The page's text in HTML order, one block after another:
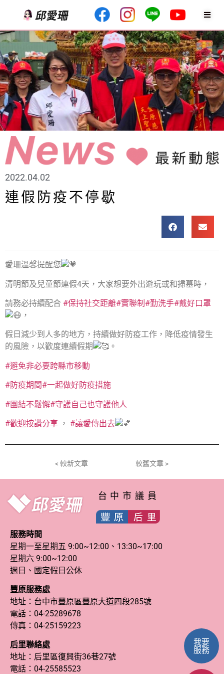
2022.04.02
連假防疫不停歇
愛珊溫馨提醒您
清明節及兒童節連假4天，大家想要外出遊玩或和掃墓時，
請務必持續配合 #保持社交距離#實聯制 #勤洗手#戴好口罩
，
假日減少到人多的地方，持續做好防疫工作，降低疫情發生
的風險，以歡度連續假期
。
#避免非必要跨縣市移動
#防疫期間#一起做好防疫措施
#團結不鬆懈#守護自己也守護他人
#歡迎按讚分享 ， #讓愛傳出去
< 較新文章 較舊文章 >
台中市議員
服務時間
星期一至星期五 9:00~12:00、13:30~17:00
星期六 9:00~12:00
週日、國定假日公休
豐原服務處
地址：台中市豐原區豐原大道四段285號
電話： 04-25289678
傳真：04-25159223
后里聯絡處
地址：后里區復興街36巷27號
電話： 04-25585523
我要
服務